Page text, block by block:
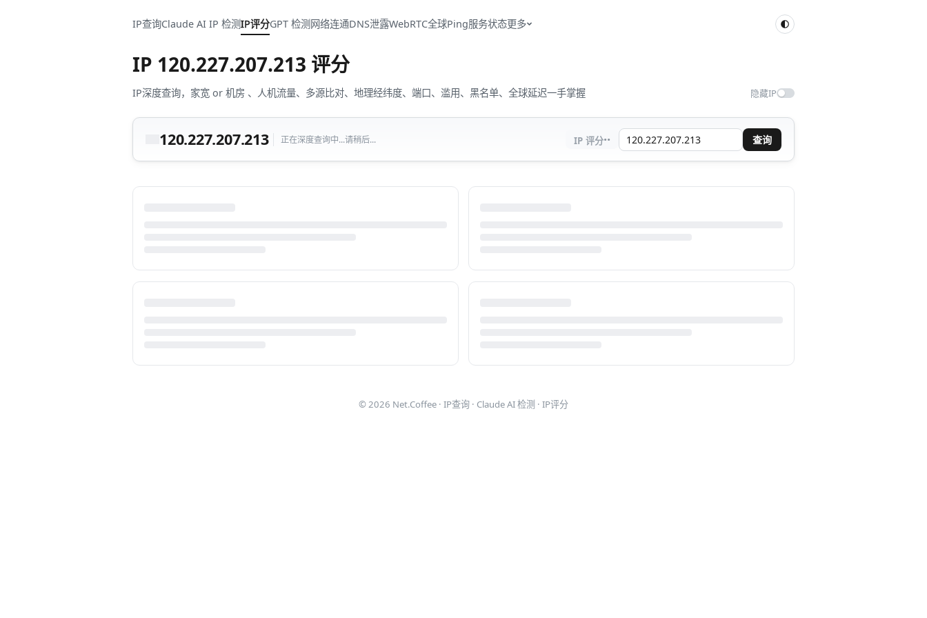
IP查询Claude AI IP 检测IP评分GPT 检测网络连通DNS泄露WebRTC全球Ping服务状态更多
IP 120.227.207.213 评分
IP深度查询，家宽 or 机房 、人机流量、多源比对、地理经纬度、端口、滥用、黑名单、全球延迟一手掌握 隐藏IP
120.227.207.213 正在深度查询中...请稍后... IP 评分·· 查询
© 2026 Net.Coffee · IP查询 · Claude AI 检测 · IP评分